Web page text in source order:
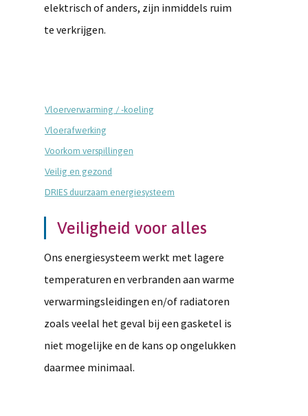
elektrisch of anders, zijn inmiddels ruim
te verkrijgen.
Vloerverwarming / -koeling
Vloerafwerking
Voorkom verspillingen
Veilig en gezond
DRIES duurzaam energiesysteem
Veiligheid voor alles
Ons energiesysteem werkt met lagere
temperaturen en verbranden aan warme
verwarmingsleidingen en/of radiatoren
zoals veelal het geval bij een gasketel is
niet mogelijke en de kans op ongelukken
daarmee minimaal.